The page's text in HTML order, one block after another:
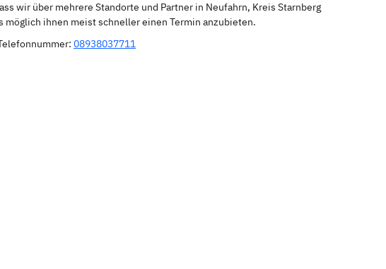
wir über mehrere Standorte und Partner in Neufahrn, Kreis Starnberg
möglich ihnen meist schneller einen Termin anzubieten.
08938037711